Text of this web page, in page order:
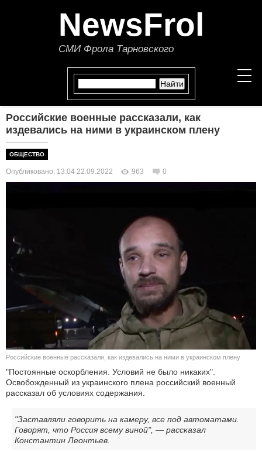
NewsFrol
СМИ Фрола Тарновского
НОВОСТИ
ПОЛИТИКА
В МИРЕ
ОБЩЕСТВО
КУЛЬТУРА
НАУКА
СПОРТ
АВТО И МОТО
ЭГОИЗМ
Российские военные рассказали, как
издевались на ними в украинском плену
ОБЩЕСТВО
Опубликовано: 13:04 22.09.2022 963 0
Российские военные рассказали, как издевались на ними в украинском плену
"Постоянные оскорбления. Условий не было никаких".
Освобожденный из украинского плена российский военный
рассказал об условиях содержания.
"Заставляли говорить на камеру, все под автоматами.
Говорят, что Россия всему виной", — рассказал
Константин Леонтьев.